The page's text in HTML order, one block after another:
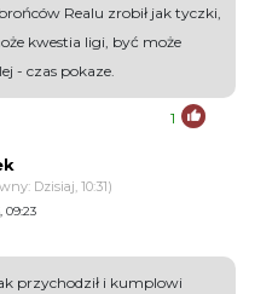
Realu zrobił jak tyczki,
kwestia ligi, być może
- czas pokaze.
1
Dzisiaj, 10:31)
09:23
przychodził i kumplowi